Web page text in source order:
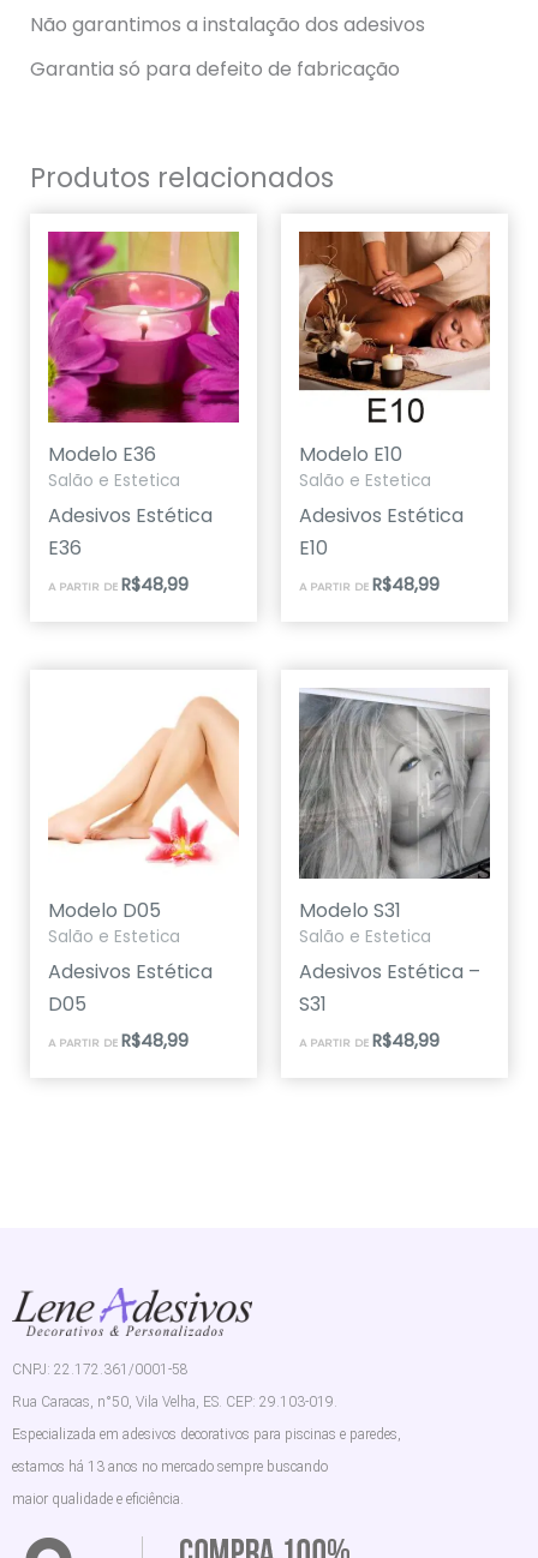
Não garantimos a instalação dos adesivos
Garantia só para defeito de fabricação
Produtos relacionados
Modelo E36
Salão e Estetica
Adesivos Estética
E36
A PARTIR DE R$48,99
Modelo E10
Salão e Estetica
Adesivos Estética
E10
A PARTIR DE R$48,99
Modelo D05
Salão e Estetica
Adesivos Estética
D05
A PARTIR DE R$48,99
Modelo S31
Salão e Estetica
Adesivos Estética –
S31
A PARTIR DE R$48,99
CNPJ: 22.172.361/0001-58
Rua Caracas, n°50, Vila Velha, ES. CEP: 29.103-019.
Especializada em adesivos decorativos para piscinas e paredes,
estamos há 13 anos no mercado sempre buscando
maior qualidade e eficiência.